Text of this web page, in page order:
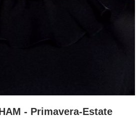
- Primavera-Estate